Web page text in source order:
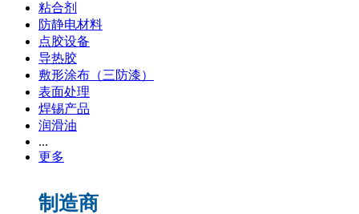
粘合剂
防静电材料
点胶设备
导热胶
敷形涂布（三防漆）
表面处理
焊锡产品
润滑油
...
更多
制造商